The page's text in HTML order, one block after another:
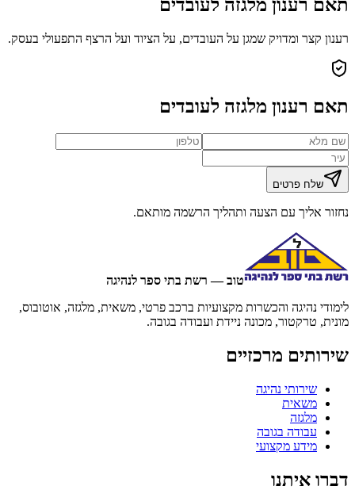
תאם רענון מלגזה לעובדים
רענון קצר ומדויק שמגן על העובדים, על הציוד ועל הרצף התפעולי בעסק.
תאם רענון מלגזה לעובדים
שלח פרטים
נחזור אליך עם הצעה ותהליך הרשמה מותאם.
טוב — רשת בתי ספר לנהיגה
לימודי נהיגה והכשרות מקצועיות ברכב פרטי, משאית, מלגזה, אוטובוס,
מונית, טרקטור, מכונה ניידת ועבודה בגובה.
שירותים מרכזיים
שירותי נהיגה
משאית
מלגזה
עבודה בגובה
מידע מקצועי
דברו איתנו